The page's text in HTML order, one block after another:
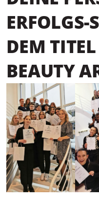
DEM
BEAUTY